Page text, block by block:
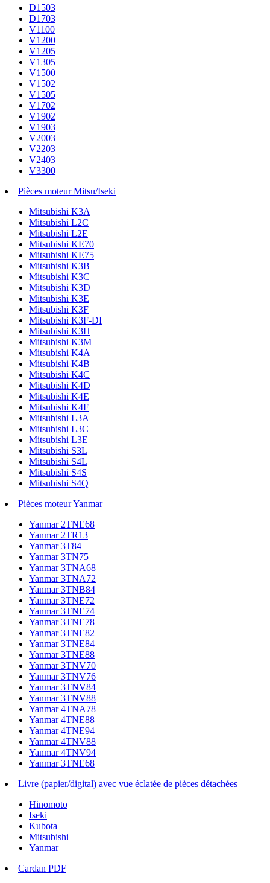
D1503
D1703
V1100
V1200
V1205
V1305
V1500
V1502
V1505
V1702
V1902
V1903
V2003
V2203
V2403
V3300
Pièces moteur Mitsu/Iseki
Mitsubishi K3A
Mitsubishi L2C
Mitsubishi L2E
Mitsubishi KE70
Mitsubishi KE75
Mitsubishi K3B
Mitsubishi K3C
Mitsubishi K3D
Mitsubishi K3E
Mitsubishi K3F
Mitsubishi K3F-DI
Mitsubishi K3H
Mitsubishi K3M
Mitsubishi K4A
Mitsubishi K4B
Mitsubishi K4C
Mitsubishi K4D
Mitsubishi K4E
Mitsubishi K4F
Mitsubishi L3A
Mitsubishi L3C
Mitsubishi L3E
Mitsubishi S3L
Mitsubishi S4L
Mitsubishi S4S
Mitsubishi S4Q
Pièces moteur Yanmar
Yanmar 2TNE68
Yanmar 2TR13
Yanmar 3T84
Yanmar 3TN75
Yanmar 3TNA68
Yanmar 3TNA72
Yanmar 3TNB84
Yanmar 3TNE72
Yanmar 3TNE74
Yanmar 3TNE78
Yanmar 3TNE82
Yanmar 3TNE84
Yanmar 3TNE88
Yanmar 3TNV70
Yanmar 3TNV76
Yanmar 3TNV84
Yanmar 3TNV88
Yanmar 4TNA78
Yanmar 4TNE88
Yanmar 4TNE94
Yanmar 4TNV88
Yanmar 4TNV94
Yanmar 3TNE68
Livre (papier/digital) avec vue éclatée de pièces détachées
Hinomoto
Iseki
Kubota
Mitsubishi
Yanmar
Cardan PDF